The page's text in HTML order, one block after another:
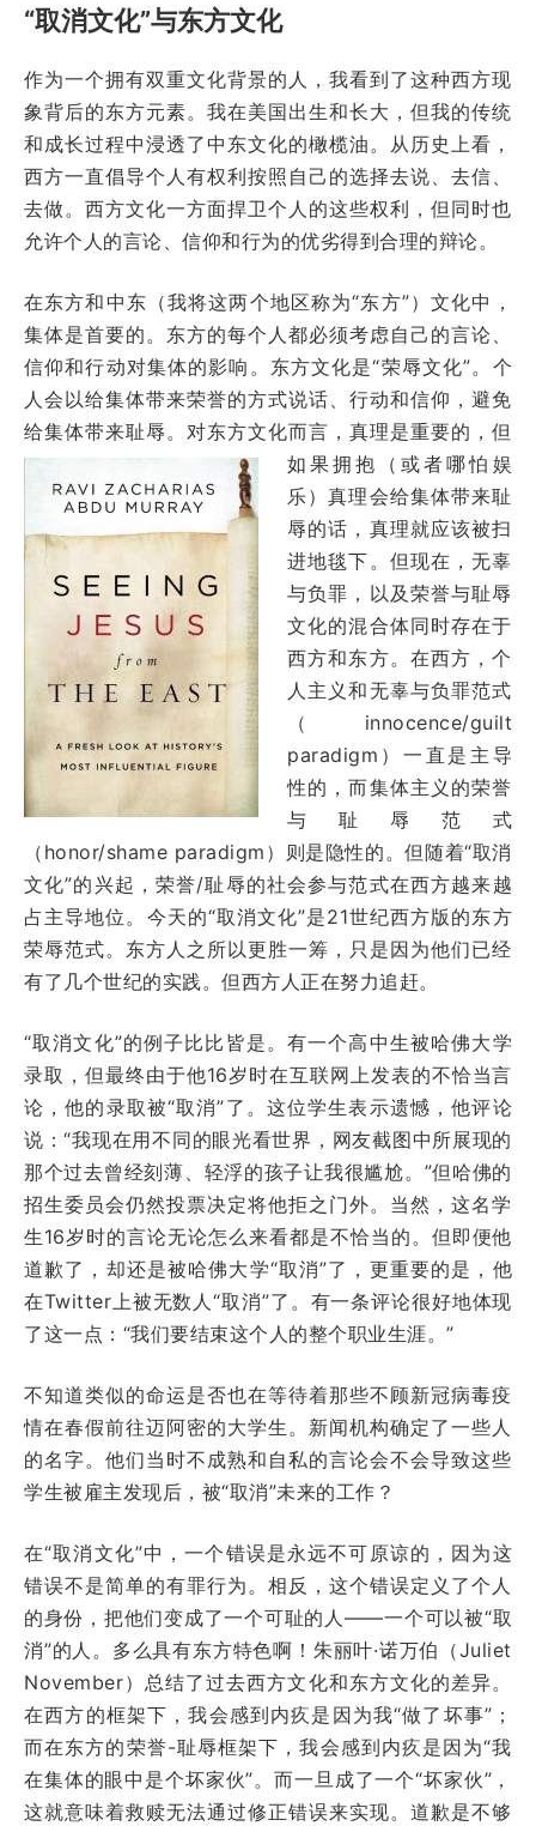
“取消文化”与东方文化
作为一个拥有双重文化背景的人，我看到了这种西方现
象背后的东方元素。我在美国出生和长大，但我的传统
和成长过程中浸透了中东文化的橄榄油。从历史上看，
西方一直倡导个人有权利按照自己的选择去说、去信、
去做。西方文化一方面捍卫个人的这些权利，但同时也
允许个人的言论、信仰和行为的优劣得到合理的辩论。
在东方和中东（我将这两个地区称为“东方”）文化中，
集体是首要的。东方的每个人都必须考虑自己的言论、
信仰和行动对集体的影响。东方文化是“荣辱文化”。个
人会以给集体带来荣誉的方式说话、行动和信仰，避免
给集体带来耻辱。对东方文化而言，真理是重要的，但
如果拥抱（或者哪怕娱
乐）真理会给集体带来耻
辱的话，真理就应该被扫
进地毯下。但现在，无辜
与负罪，以及荣誉与耻辱
文化的混合体同时存在于
西方和东方。在西方，个
人主义和无辜与负罪范式
（innocence/guilt
paradigm）一直是主导
性的，而集体主义的荣誉
与耻辱范式
（honor/shame paradigm）则是隐性的。但随着“取消
文化”的兴起，荣誉/耻辱的社会参与范式在西方越来越
占主导地位。今天的“取消文化”是21世纪西方版的东方
荣辱范式。东方人之所以更胜一筹，只是因为他们已经
有了几个世纪的实践。但西方人正在努力追赶。
“取消文化”的例子比比皆是。有一个高中生被哈佛大学
录取，但最终由于他16岁时在互联网上发表的不恰当言
论，他的录取被“取消”了。这位学生表示遗憾，他评论
说：“我现在用不同的眼光看世界，网友截图中所展现的
那个过去曾经刻薄、轻浮的孩子让我很尴尬。”但哈佛的
招生委员会仍然投票决定将他拒之门外。当然，这名学
生16岁时的言论无论怎么来看都是不恰当的。但即便他
道歉了，却还是被哈佛大学“取消”了，更重要的是，他
在Twitter上被无数人“取消”了。有一条评论很好地体现
了这一点：“我们要结束这个人的整个职业生涯。”
不知道类似的命运是否也在等待着那些不顾新冠病毒疫
情在春假前往迈阿密的大学生。新闻机构确定了一些人
的名字。他们当时不成熟和自私的言论会不会导致这些
学生被雇主发现后，被“取消”未来的工作？
在“取消文化”中，一个错误是永远不可原谅的，因为这
错误不是简单的有罪行为。相反，这个错误定义了个人
的身份，把他们变成了一个可耻的人——一个可以被“取
消”的人。多么具有东方特色啊！朱丽叶·诺万伯（Juliet
November）总结了过去西方文化和东方文化的差异。
在西方的框架下，我会感到内疚是因为我“做了坏事”；
而在东方的荣誉-耻辱框架下，我会感到内疚是因为“我
在集体的眼中是个坏家伙”。而一旦成了一个“坏家伙”，
这就意味着救赎无法通过修正错误来实现。道歉是不够